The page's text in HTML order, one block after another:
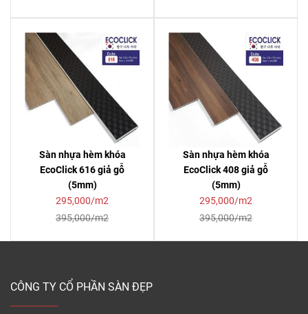
Sàn nhựa hèm khóa
EcoClick 616 giả gỗ
(5mm)
295,000/m2
395,000/m2
Sàn nhựa hèm khóa
EcoClick 408 giả gỗ
(5mm)
295,000/m2
395,000/m2
CÔNG TY CỔ PHẦN SÀN ĐẸP